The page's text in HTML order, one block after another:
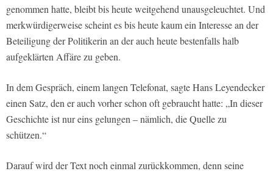
genommen hatte, bleibt bis heute weitgehend unausgeleuchtet. Und
merkwürdigerweise scheint es bis heute kaum ein Interesse an der
Beteiligung der Politikerin an der auch heute bestenfalls halb
aufgeklärten Affäre zu geben.
In dem Gespräch, einem langen Telefonat, sagte Hans Leyendecker
einen Satz, den er auch vorher schon oft gebraucht hatte: „In dieser
Geschichte ist nur eins gelungen – nämlich, die Quelle zu
schützen.“
Darauf wird der Text noch einmal zurückkommen, denn seine